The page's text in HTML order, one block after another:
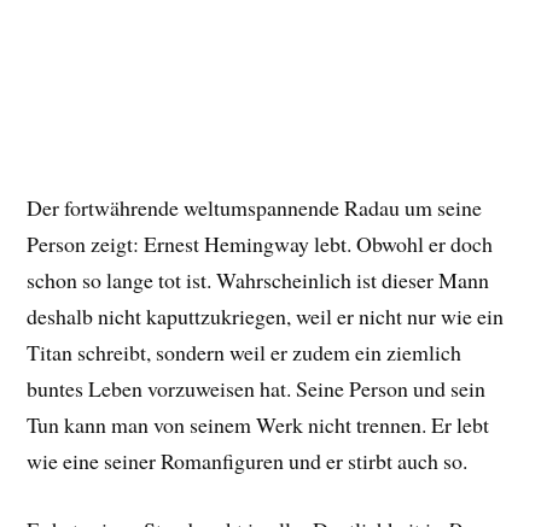
Der fortwährende weltumspannende Radau um seine
Person zeigt: Ernest Hemingway lebt. Obwohl er doch
schon so lange tot ist. Wahrscheinlich ist dieser Mann
deshalb nicht kaputtzukriegen, weil er nicht nur wie ein
Titan schreibt, sondern weil er zudem ein ziemlich
buntes Leben vorzuweisen hat. Seine Person und sein
Tun kann man von seinem Werk nicht trennen. Er lebt
wie eine seiner Romanfiguren und er stirbt auch so.